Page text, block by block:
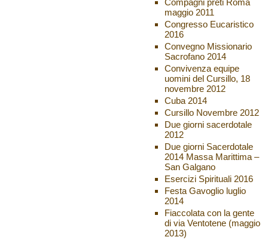
maggio 2011
Congresso Eucaristico
2016
Convegno Missionario
Sacrofano 2014
Convivenza equipe
uomini del Cursillo, 18
novembre 2012
Cuba 2014
Cursillo Novembre 2012
Due giorni sacerdotale
2012
Due giorni Sacerdotale
2014 Massa Marittima –
San Galgano
Esercizi Spirituali 2016
Festa Gavoglio luglio
2014
Fiaccolata con la gente
di via Ventotene (maggio
2013)